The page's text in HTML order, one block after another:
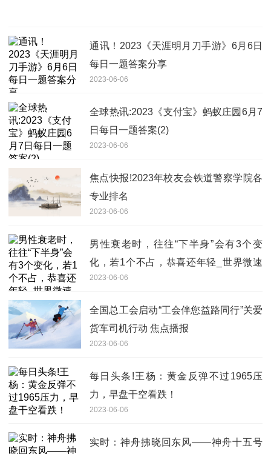
通讯！2023《天涯明月刀手游》6月6日
每日一题答案分享
2023-06-06
全球热讯:2023《支付宝》蚂蚁庄园6月7
日每日一题答案(2)
2023-06-06
焦点快报!2023年校友会铁道警察学院各
专业排名
2023-06-06
男性衰老时，往往“下半身”会有3个变
化，若1个不占，恭喜还年轻_世界微速
讯
2023-06-06
全国总工会启动“工会伴您益路同行”关爱
货车司机行动 焦点播报
2023-06-06
每日头条!王杨：黄金反弹不过1965压
力，早盘干空看跌！
2023-06-06
实时：神舟拂晓回东风——神舟十五号